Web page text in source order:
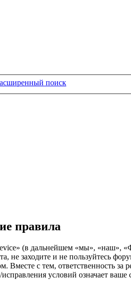
поиск
правила
(в дальнейшем «мы», «наш»,
не заходите и не пользуйтесь
Вместе с тем, ответственность
условий означает ваше